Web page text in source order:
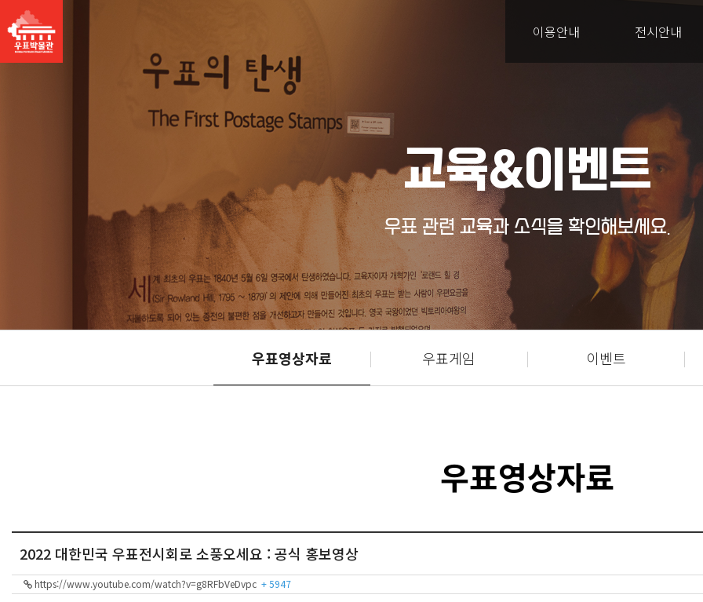
이용안내 전시안내
교육&이벤트
우표 관련 교육과 소식을 확인해보세요.
우표영상자료 우표게임 이벤트
우표영상자료
2022 대한민국 우표전시회로 소풍오세요 : 공식 홍보영상
https://www.youtube.com/watch?v=g8RFbVeDvpc + 5947